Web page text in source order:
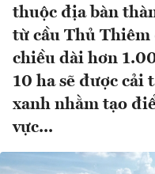
thuộc địa bàn
từ cầu Thủ Thiêm
chiều dài hơn
10 ha sẽ được cải
xanh nhằm tạo
vực...